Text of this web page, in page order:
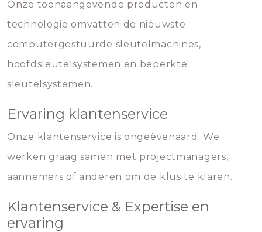
Onze toonaangevende producten en
technologie omvatten de nieuwste
computergestuurde sleutelmachines,
hoofdsleutelsystemen en beperkte
sleutelsystemen.
Ervaring klantenservice
Onze klantenservice is ongeëvenaard. We
werken graag samen met projectmanagers,
aannemers of anderen om de klus te klaren.
Klantenservice & Expertise en
ervaring